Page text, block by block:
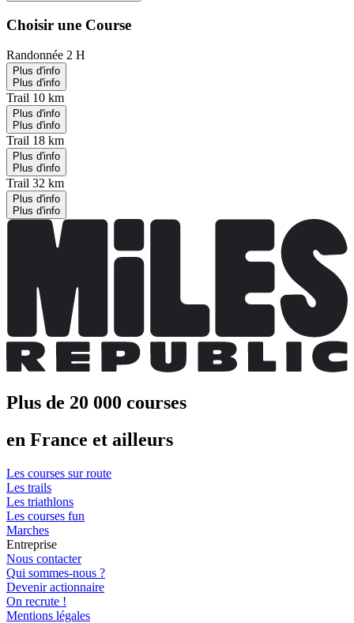
Choisir une Course
Randonnée 2 H
Plus d'info
Plus d'info
Trail 10 km
Plus d'info
Plus d'info
Trail 18 km
Plus d'info
Plus d'info
Trail 32 km
Plus d'info
Plus d'info
Plus de 20 000 courses
en France et ailleurs
Les courses sur route
Les trails
Les triathlons
Les courses fun
Marches
Entreprise
Nous contacter
Qui sommes-nous ?
Devenir actionnaire
On recrute !
Mentions légales